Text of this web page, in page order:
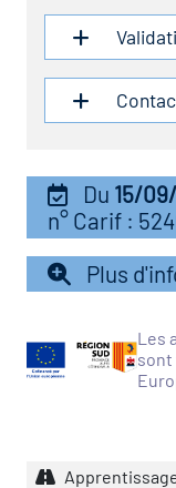
des
construction)
Du 15/
n° Carif :
Plus
Les
sont